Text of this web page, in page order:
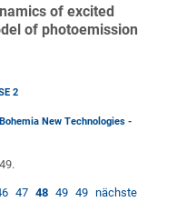
of excited
of photoemission
2
New Technologies -
47 48 49 49 nächste